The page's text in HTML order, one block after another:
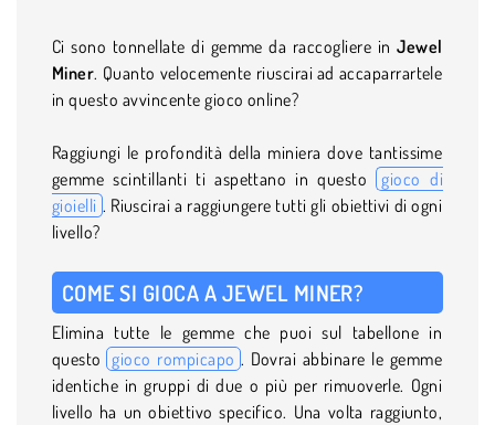
Ci sono tonnellate di gemme da raccogliere inJewel
Miner. Quanto velocemente riuscirai ad accaparrartele
in questo avvincente gioco online?
Raggiungi le profondità della miniera dove tantissime
gemme scintillanti ti aspettano in questo gioco di
gioielli . Riuscirai a raggiungere tutti gli obiettivi di ogni
livello?
COME SI GIOCA A JEWEL MINER?
Elimina tutte le gemme che puoi sul tabellone in
questo gioco rompicapo . Dovrai abbinare le gemme
identiche in gruppi di due o più per rimuoverle. Ogni
livello ha un obiettivo specifico. Una volta raggiunto,